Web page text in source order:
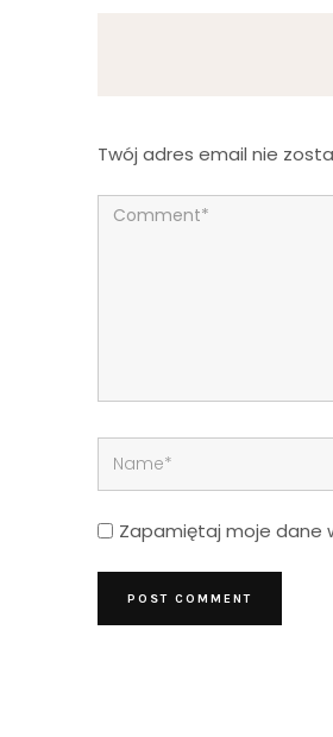
Twój adres email nie
Zapamiętaj moje dane